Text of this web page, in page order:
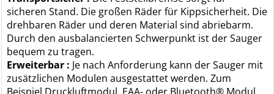
sicheren Stand. Die großen Räder für Kippsicherheit. Die
drehbaren Räder und deren Material sind abriebarm.
Durch den ausbalancierten Schwerpunkt ist der Sauger
bequem zu tragen.
Erweiterbar : Je nach Anforderung kann der Sauger mit
zusätzlichen Modulen ausgestattet werden. Zum